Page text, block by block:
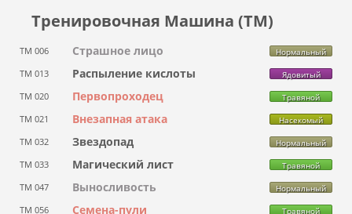
Тренировочная Машина (ТМ)
ТМ 006 Страшное лицо Нормальный
ТМ 013 Распыление кислоты Ядовитый
ТМ 020 Первопроходец Травяной
ТМ 021 Внезапная атака Насекомый
ТМ 032 Звездопад Нормальный
ТМ 033 Магический лист Травяной
ТМ 047 Выносливость Нормальный
ТМ 056 Семена-пули Травяной